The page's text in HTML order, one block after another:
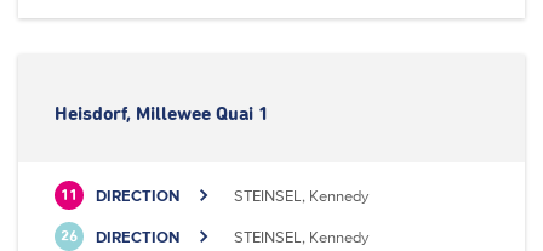
Heisdorf, Millewee Quai 1
11 DIRECTION STEINSEL, Kennedy
26 DIRECTION STEINSEL, Kennedy